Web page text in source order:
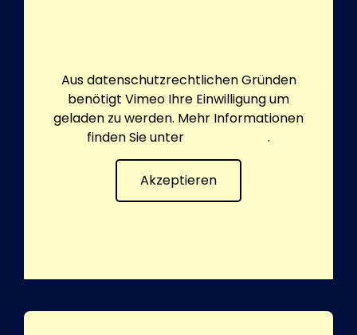
Aus datenschutzrechtlichen Gründen
benötigt Vimeo Ihre Einwilligung um
geladen zu werden. Mehr Informationen
finden Sie unter
.
Akzeptieren